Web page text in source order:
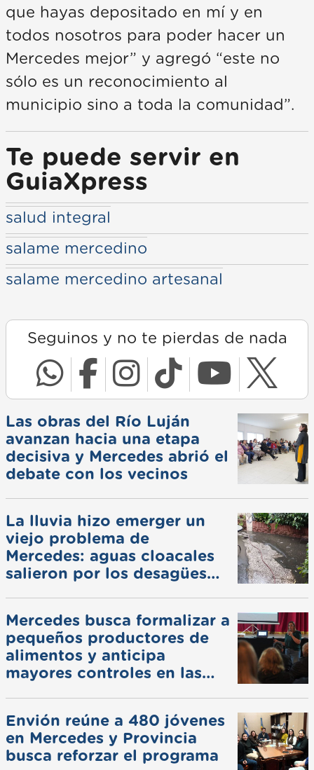
que hayas depositado en mí y en
todos nosotros para poder hacer un
Mercedes mejor” y agregó “este no
sólo es un reconocimiento al
municipio sino a toda la comunidad”.
Te puede servir en
GuiaXpress
salud integral
salame mercedino
salame mercedino artesanal
Seguinos y no te pierdas de nada
Las obras del Río Luján
avanzan hacia una etapa
decisiva y Mercedes abrió el
debate con los vecinos
La lluvia hizo emerger un
viejo problema de
Mercedes: aguas cloacales
salieron por los desagües
Mercedes busca formalizar a
pequeños productores de
alimentos y anticipa
mayores controles en las
Envión reúne a 480 jóvenes
en Mercedes y Provincia
busca reforzar el programa